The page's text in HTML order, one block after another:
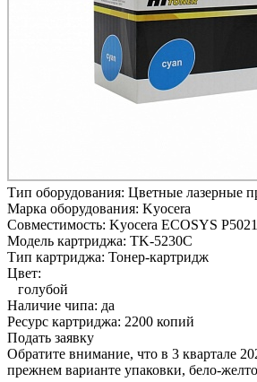
Тип оборудования: Цветные лазерные
Марка оборудования: Kyocera
Совместимость: Kyocera ECOSYS
Модель картриджа: TK-5230C
Тип картриджа: Тонер-картридж
Цвет:
голубой
Наличие чипа: да
Ресурс картриджа: 2200 копий
Подать заявку
Обратите внимание, что в 3 квартале
прежнем варианте упаковки, бело-